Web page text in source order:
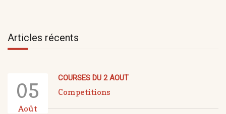
Articles récents
05
Août
COURSES DU 2 AOUT
Competitions